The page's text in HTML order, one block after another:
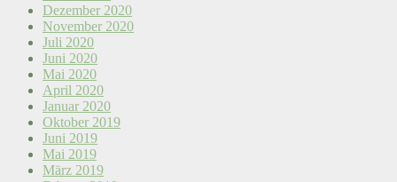
Dezember 2020
November 2020
Juli 2020
Juni 2020
Mai 2020
April 2020
Januar 2020
Oktober 2019
Juni 2019
Mai 2019
März 2019